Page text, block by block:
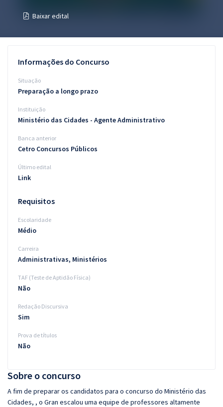
Conteúdo gratuito
Baixar edital
Sobre o concurso
A fim de preparar os candidatos para o concurso do Ministério das
Cidades, , o Gran escalou uma equipe de professores altamente
Informações do Concurso
Situação
Preparação a longo prazo
Instituição
Ministério das Cidades - Agente Administrativo
Banca anterior
Cetro Concursos Públicos
Último edital
Link
Requisitos
Escolaridade
Médio
Carreira
Administrativas, Ministérios
TAF (Teste de Aptidão Física)
Não
Redação Discursiva
Sim
Prova de títulos
Não